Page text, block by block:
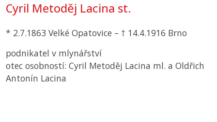
Cyril Metoděj Lacina st.
* 2.7.1863 Velké Opatovice – † 14.4.1916 Brno
podnikatel v mlynářství
otec osobností: Cyril Metoděj Lacina ml. a Oldřich
Antonín Lacina